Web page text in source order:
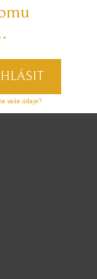
vaše údaje?